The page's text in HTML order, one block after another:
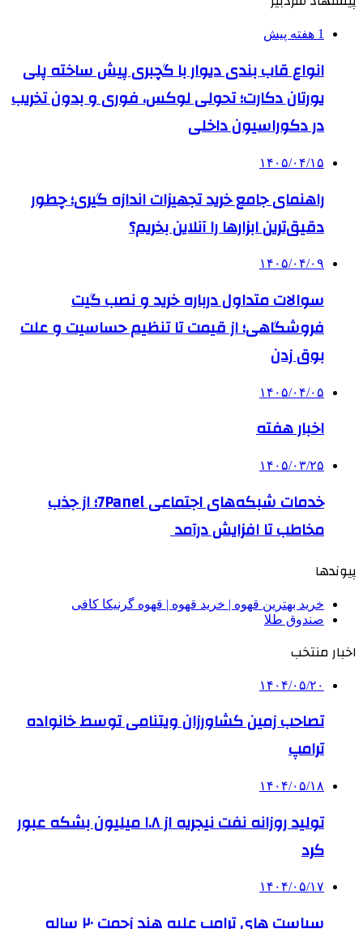
1 هفته پیش
انواع قاب بندی دیوار با گچبری پیش ساخته پلی
یورتان دکارت؛ تحولی لوکس، فوری و بدون تخریب
در دکوراسیون داخلی
۱۴۰۵/۰۴/۱۵
راهنمای جامع خرید تجهیزات اندازه گیری؛ چطور
دقیق‌ترین ابزارها را آنلاین بخریم؟
۱۴۰۵/۰۴/۰۹
سوالات متداول درباره خرید و نصب گیت
فروشگاهی؛ از قیمت تا تنظیم حساسیت و علت
بوق زدن
۱۴۰۵/۰۴/۰۵
اخبار هفته
۱۴۰۵/۰۳/۲۵
خدمات شبکه‌های اجتماعی 7Panel؛ از جذب
مخاطب تا افزایش درآمد
پیوندها
خرید بهترین قهوه | خرید قهوه | قهوه گرنیکا کافی
صندوق طلا
اخبار منتخب
۱۴۰۴/۰۵/۲۰
تصاحب زمین کشاورزان ویتنامی توسط خانواده
ترامپ
۱۴۰۴/۰۵/۱۸
تولید روزانه نفت نیجریه از ۱.۸ میلیون بشکه عبور
کرد
۱۴۰۴/۰۵/۱۷
سیاست های ترامپ علیه هند زحمت ۲۰ ساله